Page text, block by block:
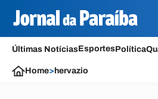
Últimas NotíciasEsportesPolítica
Home> hervazio